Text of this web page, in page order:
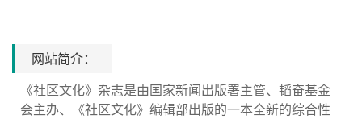
网站简介：
《社区文化》杂志是由国家新闻出版署主管、韬奋基金
会主办、《社区文化》编辑部出版的一本全新的综合性